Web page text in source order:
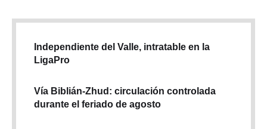
Independiente del Valle, intratable en la
LigaPro
Vía Biblián-Zhud: circulación controlada
durante el feriado de agosto